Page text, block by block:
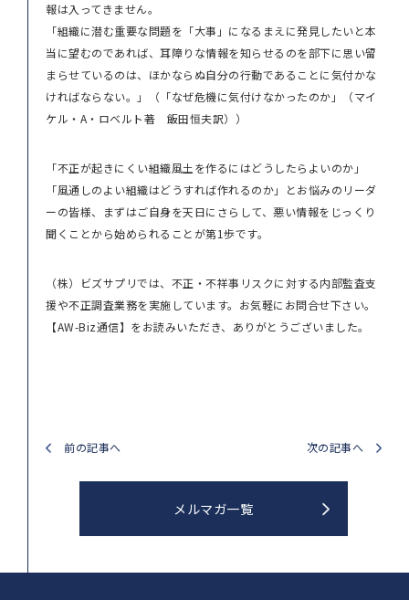
報は入ってきません。
「組織に潜む重要な問題を「大事」になるまえに発見したいと本
当に望むのであれば、耳障りな情報を知らせるのを部下に思い留
まらせているのは、ほかならぬ自分の行動であることに気付かな
ければならない。」（「なぜ危機に気付けなかったのか」（マイ
ケル・A・ロベルト著 飯田恒夫訳））
「不正が起きにくい組織風土を作るにはどうしたらよいのか」
「風通しのよい組織はどうすれば作れるのか」とお悩みのリーダ
ーの皆様、まずはご自身を天日にさらして、悪い情報をじっくり
聞くことから始められることが第1歩です。
（株）ビズサプリでは、不正・不祥事リスクに対する内部監査支
援や不正調査業務を実施しています。お気軽にお問合せ下さい。
【AW-Biz通信】をお読みいただき、ありがとうございました。
前の記事へ
メルマガ一覧
次の記事へ